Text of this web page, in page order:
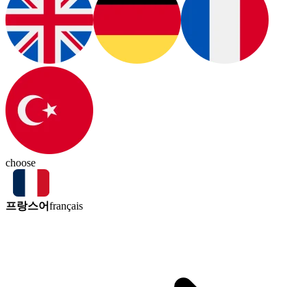
choose
프랑스어français